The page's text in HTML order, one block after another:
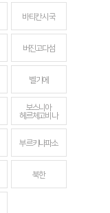
바티칸 시국
버진고다섬
벨기에
보스니아
헤르체고비나
부르키나파소
북한